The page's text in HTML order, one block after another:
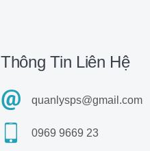
Thông Tin Liên Hệ
quanlysps@gmail.com
0969 9669 23